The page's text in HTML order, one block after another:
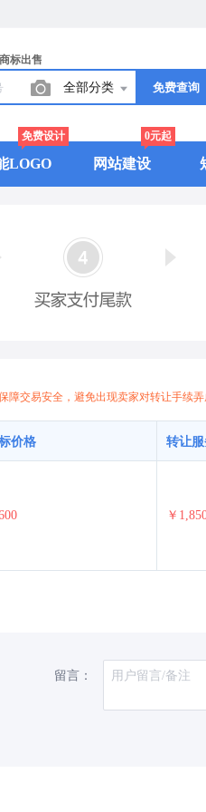
商标出售
全部分类 免费查询
LOGO
免费设计
网站建设
0元起
障交易安全，避免出现卖家对转让手续
价格 转让
￥
留言：